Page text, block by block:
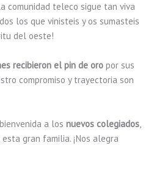
comunidad teleco sigue tan viva
los que vinisteis y os sumasteis
del oeste!
recibieron el pin de oro por sus
compromiso y trayectoria son
a los nuevos colegiados,
gran familia. ¡Nos alegra